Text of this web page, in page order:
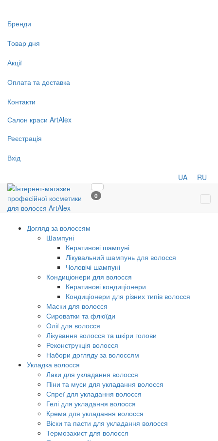
Бренди
Товар дня
Акції
Оплата та доставка
Контакти
Салон краси ArtAlex
Реєстрація
Вхід
UA RU
0
Догляд за волоссям
Шампуні
Кератинові шампуні
Лікувальний шампунь для волосся
Чоловічі шампуні
Кондиціонери для волосся
Кератинові кондиціонери
Кондиціонери для різних типів волосся
Маски для волосся
Сироватки та флюїди
Олії для волосся
Лікування волосся та шкіри голови
Реконструкція волосся
Набори догляду за волоссям
Укладка волосся
Лаки для укладання волосся
Піни та муси для укладання волосся
Спреї для укладання волосся
Гелі для укладання волосся
Крема для укладання волосся
Віски та пасти для укладання волосся
Термозахист для волосся